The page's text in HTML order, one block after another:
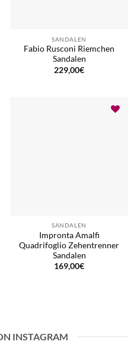
SANDALEN
Fabio Rusconi Riemchen
Sandalen
229,00€
SANDALEN
Impronta Amalfi
Quadrifoglio Zehentrenner
Sandalen
169,00€
INSTAGRAM